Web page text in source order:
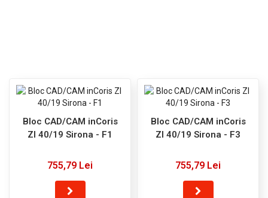
Bloc CAD/CAM inCoris
ZI 40/19 Sirona - F1
755,79 Lei
Bloc CAD/CAM inCoris
ZI 40/19 Sirona - F3
755,79 Lei